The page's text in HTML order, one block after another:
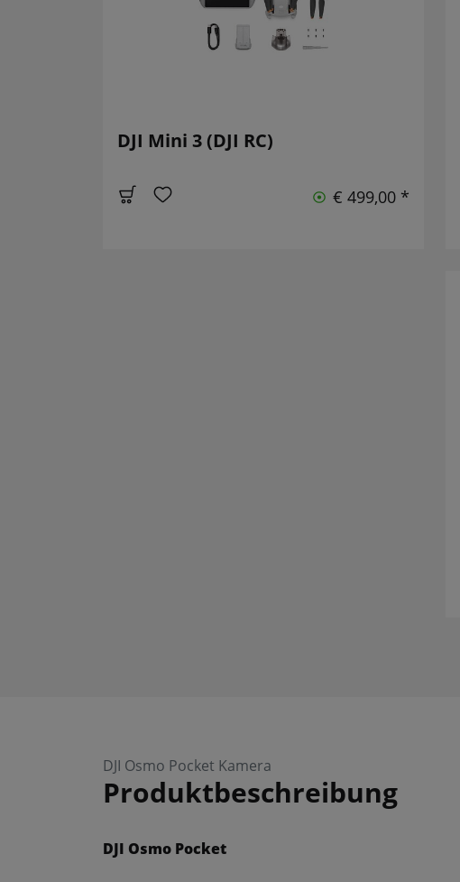
DJI Mini 3 (DJI RC)
€ 499,00 *
DJI Osmo Pocket Kamera
Produktbeschreibung
DJI Osmo Pocket